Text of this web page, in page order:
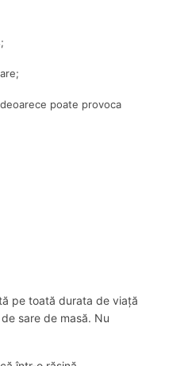
poate provoca
pe toată durata de viață
sare de masă. Nu